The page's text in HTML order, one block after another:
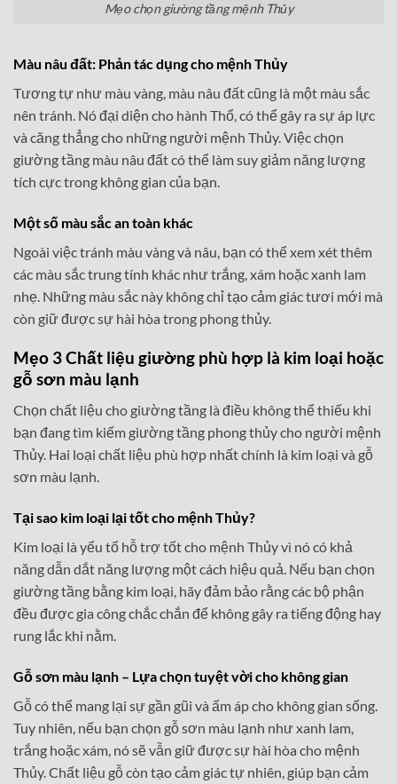
Mẹo chọn giường tầng mệnh Thủy
Màu nâu đất: Phản tác dụng cho mệnh Thủy
Tương tự như màu vàng, màu nâu đất cũng là một màu sắc
nên tránh. Nó đại diện cho hành Thổ, có thể gây ra sự áp lực
và căng thẳng cho những người mệnh Thủy. Việc chọn
giường tầng màu nâu đất có thể làm suy giảm năng lượng
tích cực trong không gian của bạn.
Một số màu sắc an toàn khác
Ngoài việc tránh màu vàng và nâu, bạn có thể xem xét thêm
các màu sắc trung tính khác như trắng, xám hoặc xanh lam
nhẹ. Những màu sắc này không chỉ tạo cảm giác tươi mới mà
còn giữ được sự hài hòa trong phong thủy.
Mẹo 3 Chất liệu giường phù hợp là kim loại hoặc
gỗ sơn màu lạnh
Chọn chất liệu cho giường tầng là điều không thể thiếu khi
bạn đang tìm kiếm giường tầng phong thủy cho người mệnh
Thủy. Hai loại chất liệu phù hợp nhất chính là kim loại và gỗ
sơn màu lạnh.
Tại sao kim loại lại tốt cho mệnh Thủy?
Kim loại là yếu tố hỗ trợ tốt cho mệnh Thủy vì nó có khả
năng dẫn dắt năng lượng một cách hiệu quả. Nếu bạn chọn
giường tầng bằng kim loại, hãy đảm bảo rằng các bộ phận
đều được gia công chắc chắn để không gây ra tiếng động hay
rung lắc khi nằm.
Gỗ sơn màu lạnh – Lựa chọn tuyệt vời cho không gian
Gỗ có thể mang lại sự gần gũi và ấm áp cho không gian sống.
Tuy nhiên, nếu bạn chọn gỗ sơn màu lạnh như xanh lam,
trắng hoặc xám, nó sẽ vẫn giữ được sự hài hòa cho mệnh
Thủy. Chất liệu gỗ còn tạo cảm giác tự nhiên, giúp bạn cảm